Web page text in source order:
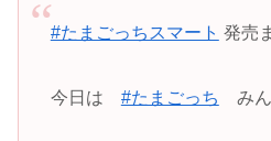
#たまごっちスマート 発売
今日は #たまごっち みん